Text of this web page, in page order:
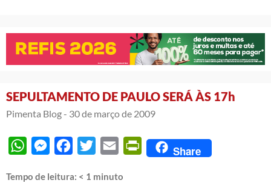
SEPULTAMENTO DE PAULO SERÁ ÀS 17h
Pimenta Blog - 30 de março de 2009
WhatsAppMessengerFacebook
Twitter Email PrintFriendly
Share
Tempo de leitura: < 1 minuto